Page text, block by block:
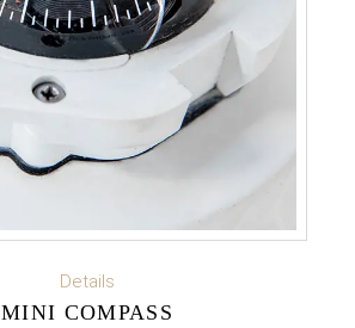
ADD TO CART
Details
MINI COMPASS